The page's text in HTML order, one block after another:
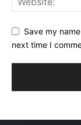
Save my
next time I